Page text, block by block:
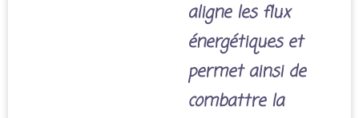
aligne les flux
énergétiques et
permet ainsi de
combattre la